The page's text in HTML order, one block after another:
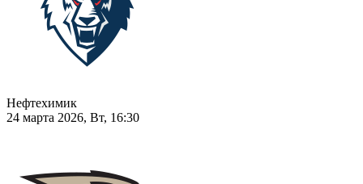
Нефтехимик
24 марта 2026, Вт, 16:30